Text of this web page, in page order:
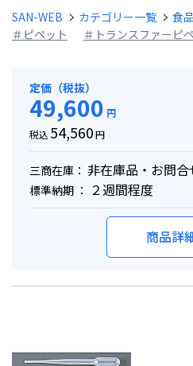
SAN-WEB カテゴリー一覧
食
＃ピペット
＃トランスファーピ
定価（税抜）
49,600 円
税込 54,560円
三商在庫： 非在庫品・お問合
標準納期 ： ２週間程度
商品詳